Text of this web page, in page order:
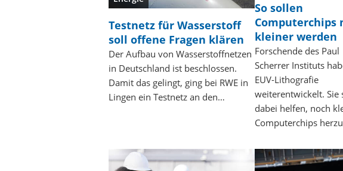
Testnetz für Wasserstoff
soll offene Fragen klären
Der Aufbau von Wasserstoffnetzen
in Deutschland ist beschlossen.
Damit das gelingt, ging bei RWE in
Lingen ein Testnetz an den…
So sollen
Computerchips
kleiner werden
Forschende des Paul
Scherrer Instituts
EUV-Lithografie
weiterentwickelt. Sie
dabei helfen, noch
Computerchips